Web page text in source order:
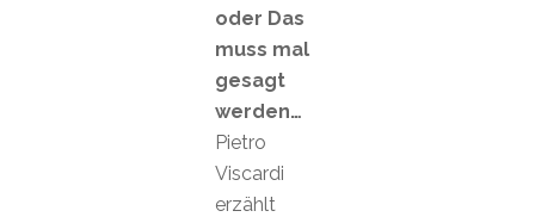
oder Das
muss mal
gesagt
werden…
Pietro
Viscardi
erzählt